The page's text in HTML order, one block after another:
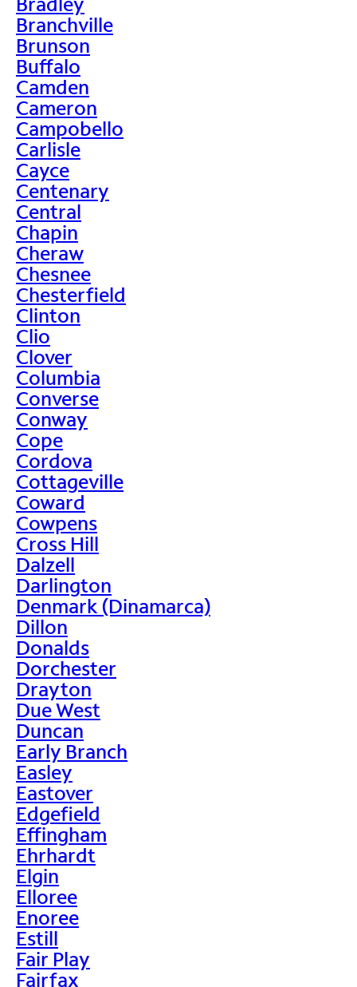
Branchville
Brunson
Buffalo
Camden
Cameron
Campobello
Carlisle
Cayce
Centenary
Central
Chapin
Cheraw
Chesnee
Chesterfield
Clinton
Clio
Clover
Columbia
Converse
Conway
Cope
Cordova
Cottageville
Coward
Cowpens
Cross Hill
Dalzell
Darlington
Denmark (Dinamarca)
Dillon
Donalds
Dorchester
Drayton
Due West
Duncan
Early Branch
Easley
Eastover
Edgefield
Effingham
Ehrhardt
Elgin
Elloree
Enoree
Estill
Fair Play
Fairfax